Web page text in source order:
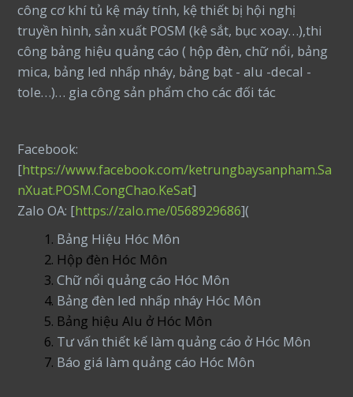
công cơ khí tủ kệ máy tính, kệ thiết bị hội nghị
truyền hình, sản xuất POSM (kệ sắt, bục xoay…),thi
công bảng hiệu quảng cáo ( hộp đèn, chữ nổi, bảng
mica, bảng led nhấp nháy, bảng bạt - alu -decal -
tole…)… gia công sản phẩm cho các đối tác
Facebook:
[https://www.facebook.com/ketrungbaysanpham.Sa
nXuat.POSM.CongChao.KeSat]
Zalo OA: [https://zalo.me/0568929686](
Bảng Hiệu Hóc Môn
Hộp đèn Hóc Môn
Chữ nổi quảng cáo Hóc Môn
Bảng đèn led nhấp nháy Hóc Môn
Bảng hiệu Alu ở Hóc Môn
Tư vấn thiết kế làm quảng cáo ở Hóc Môn
Báo giá làm quảng cáo Hóc Môn